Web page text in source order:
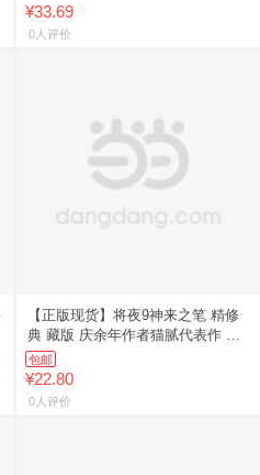
¥33.69
0人评价
【正版现货】将夜9神来之笔 精修
典 藏版 庆余年作者猫腻代表作 武
侠
包邮
¥22.80
0人评价